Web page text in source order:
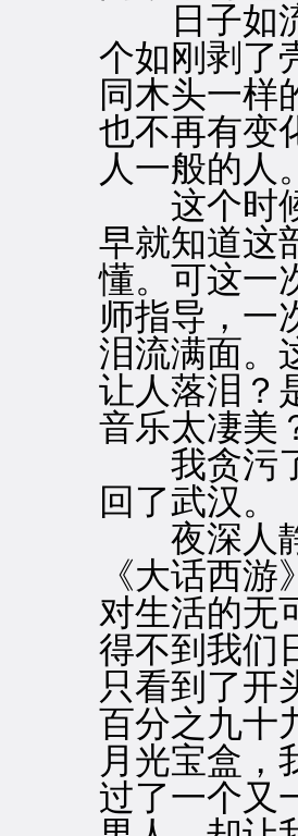
日子如流
个如刚剥了
同木头一样
也不再有变
人一般的人。
这个时候
早就知道这
懂。可这一
师指导，一
泪流满面。
让人落泪？
音乐太凄美
我贪污了
回了武汉。
夜深人静
《大话西
对生活的无
得不到我们
只看到了开
百分之九十
月光宝盒，
过了一个又